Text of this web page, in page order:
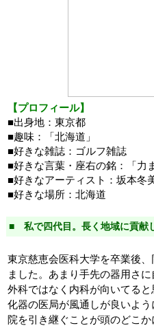
【プロフィール】
■出身地：東京都
■趣味：「北海道」
■好きな雑誌：ゴルフ雑誌
■好きな言葉・座右の銘：「力
■好きなアーティスト：坂本冬
■好きな場所：北海道
■ 私で四代目。長く地域に貢献
東京慈恵会医科大学を卒業後
ました。あまり手先の器用さ
外科ではなく内科が向いてる
化器の医局が風通しが良いよ
院を引き継ぐことが頭のどこ